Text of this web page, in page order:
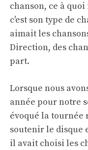
chanson, ce à
c'est son type de
aimait les
Direction, des
part.
Lorsque nous
année pour notre
évoqué la tournée
soutenir le disque
il avait choisi les